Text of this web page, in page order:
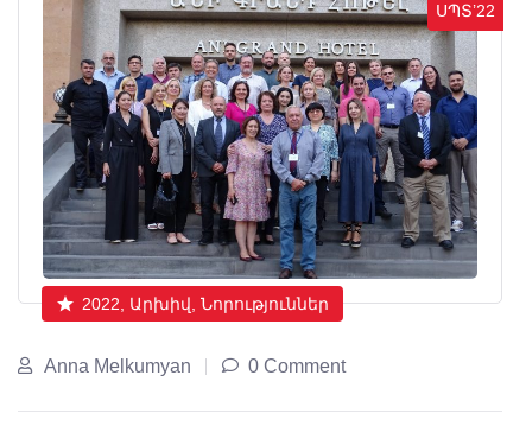
ՍՊՏ’22
2022, Արխիվ, Նորություններ
Anna Melkumyan 0 Comment